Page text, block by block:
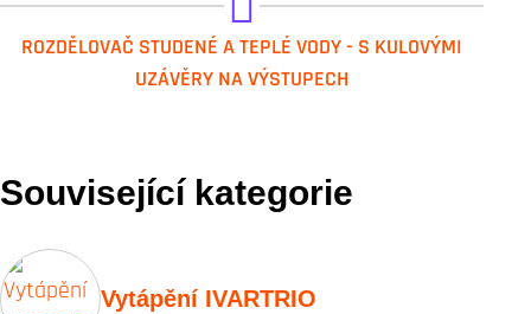
ROZDĚLOVAČ STUDENÉ A TEPLÉ VODY - S KULOVÝMI
UZÁVĚRY NA VÝSTUPECH
Související kategorie
Vytápění IVARTRIO